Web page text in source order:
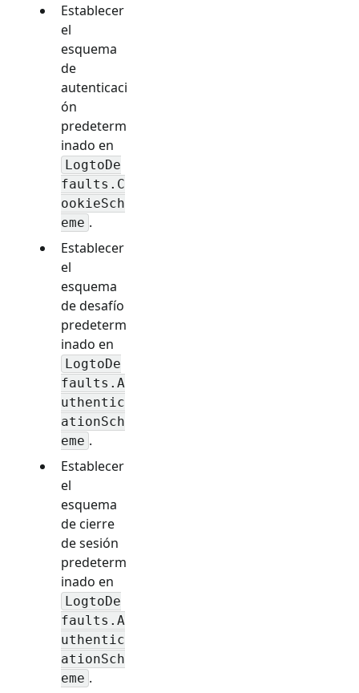
Establecer
el
esquema
de
autenticaci
ón
predeterm
inado en
LogtoDe
faults.C
ookieSch
eme .
Establecer
el
esquema
de desafío
predeterm
inado en
LogtoDe
faults.A
uthentic
ationSch
eme .
Establecer
el
esquema
de cierre
de sesión
predeterm
inado en
LogtoDe
faults.A
uthentic
ationSch
eme .